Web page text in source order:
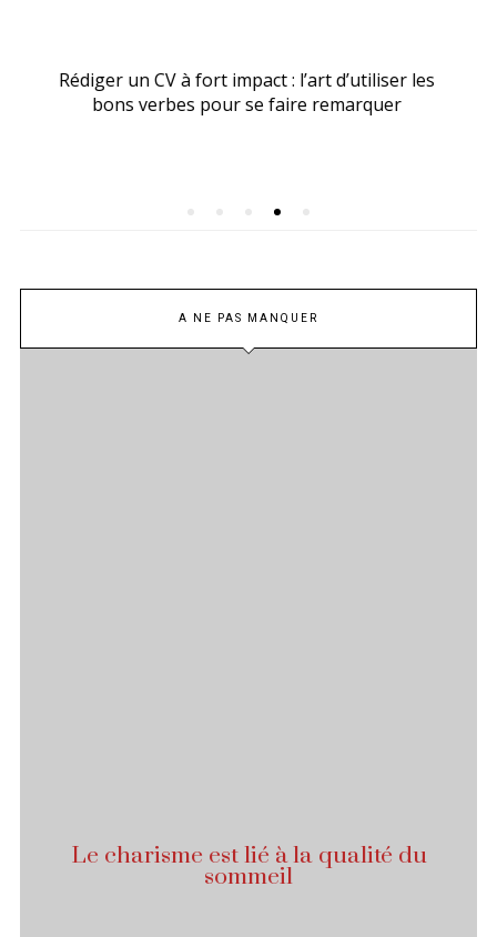
Rédiger un CV : les informations qui ne sont pas
nécessaires
A NE PAS MANQUER
Le charisme est lié à la qualité du
sommeil